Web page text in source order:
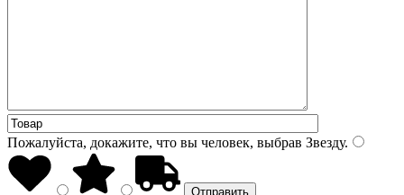
Пожалуйста, докажите, что вы человек, выбрав Звезду.